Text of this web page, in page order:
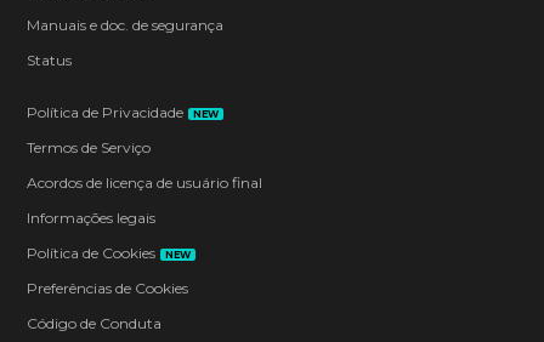
Manuais e doc. de segurança
Status
Política de Privacidade NEW
Termos de Serviço
Acordos de licença de usuário final
Informações legais
Política de Cookies
NEW
Preferências de Cookies
Código de Conduta